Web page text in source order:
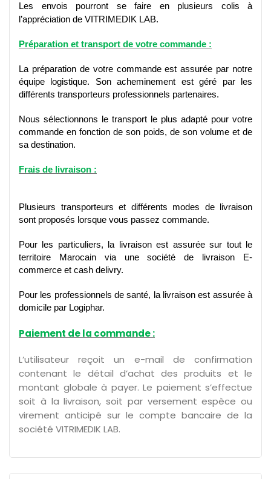
Les envois pourront se faire en plusieurs colis à
l’appréciation de VITRIMEDIK LAB.
Préparation et transport de votre commande :
La préparation de votre commande est assurée par notre
équipe logistique. Son acheminement est géré par les
différents transporteurs professionnels partenaires.
Nous sélectionnons le transport le plus adapté pour votre
commande en fonction de son poids, de son volume et de
sa destination.
Frais de livraison :
Plusieurs transporteurs et différents modes de livraison
sont proposés lorsque vous passez commande.
Pour les particuliers, la livraison est assurée sur tout le
territoire Marocain via une société de livraison E-
commerce et cash delivry.
Pour les professionnels de santé, la livraison est assurée à
domicile par Logiphar.
Paiement de la commande :
L’utilisateur reçoit un e-mail de confirmation
contenant le détail d’achat des produits et le
montant globale à payer. Le paiement s’effectue
soit à la livraison, soit par versement espèce ou
virement anticipé sur le compte bancaire de la
société VITRIMEDIK LAB.